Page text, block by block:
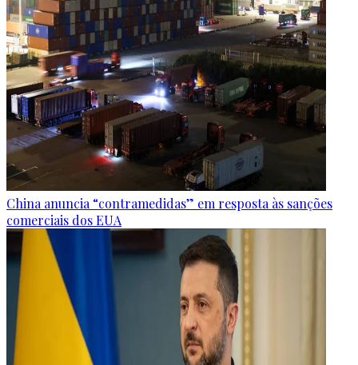
China anuncia “contramedidas” em resposta às sanções
comerciais dos EUA